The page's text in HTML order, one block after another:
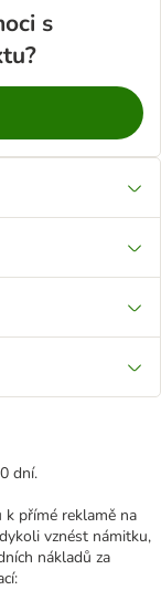
s
dní.
přímé reklamě na
vznést námitku,
nákladů za